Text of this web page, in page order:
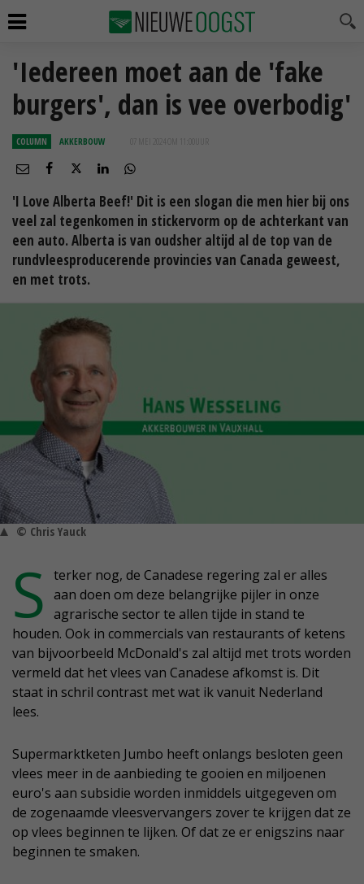
'Iedereen moet aan de 'fake
burgers', dan is vee overbodig'
COLUMN AKKERBOUW 07 MEI 2024 OM 11:00
'I Love Alberta Beef!' Dit is een slogan die men hier bij ons
veel zal tegenkomen in stickervorm op de achterkant van
een auto. Alberta is van oudsher altijd al de top van de
rundvleesproducerende provincies van Canada geweest,
en met trots.
© Chris Yauck
S terker nog, de Canadese regering zal er alles
aan doen om deze belangrijke pijler in onze
agrarische sector te allen tijde in stand te
houden. Ook in commercials van restaurants of ketens
van bijvoorbeeld McDonald's zal altijd met trots worden
vermeld dat het vlees van Canadese afkomst is. Dit
staat in schril contrast met wat ik vanuit Nederland
lees.
Supermarktketen Jumbo heeft onlangs besloten geen
vlees meer in de aanbieding te gooien en miljoenen
euro's aan subsidie worden inmiddels uitgegeven om
de zogenaamde vleesvervangers zover te krijgen dat ze
op vlees beginnen te lijken. Of dat ze er enigszins naar
beginnen te smaken.